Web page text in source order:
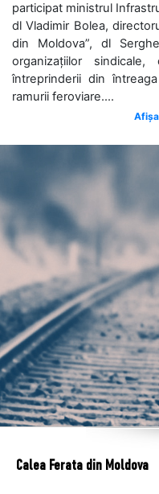
participat ministrul
dl Vladimir Bolea,
din Moldova”, dl
organizațiilor
întreprinderii din
ramurii feroviare....
Calea Ferata din Moldova